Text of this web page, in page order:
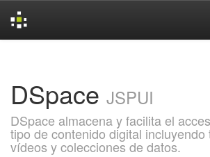
DSpace JSPUI
DSpace almacena y facilita el
tipo de contenido digital incluyendo
vídeos y colecciones de datos.